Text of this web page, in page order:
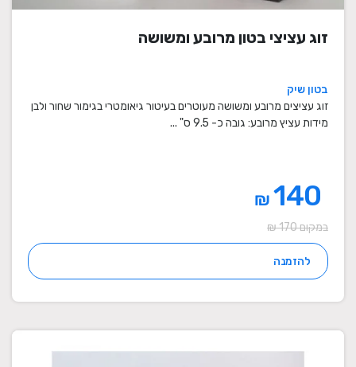
זוג עציצי בטון מרובע ומשושה
בטון שיק
זוג עציצים מרובע ומשושה מעוטרים בעיטור גיאומטרי בגימור שחור ולבן
מידות עציץ מרובע: גובה כ- 9.5 ס" ...
₪
במקום 170 ₪
להזמנה